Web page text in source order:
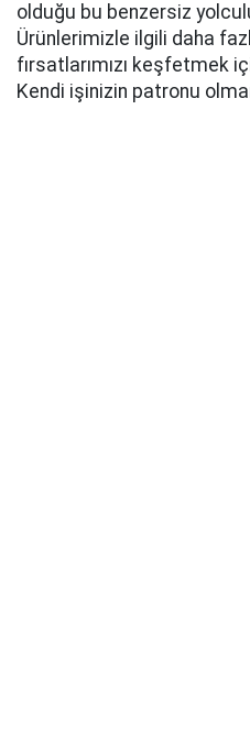
olduğu bu benzersiz
Ürünlerimizle ilgili daha
fırsatlarımızı keşfetmek
Kendi işinizin patronu